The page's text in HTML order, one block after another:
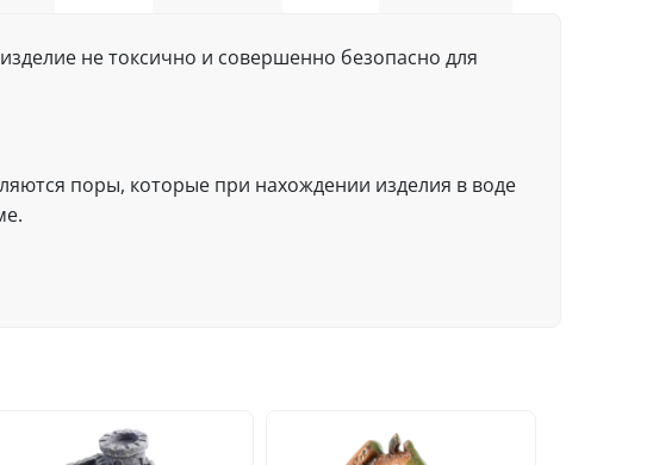
не токсично и совершенно безопасно для
поры, которые при нахождении изделия в воде